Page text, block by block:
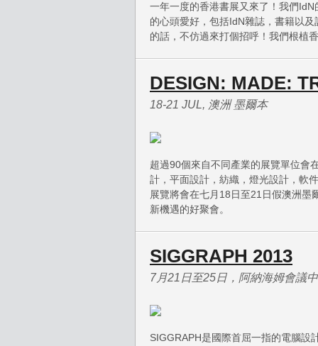
一年一度的香港書展又來了！我們
的心頭愛好，包括IdN雜誌，書籍以
的話，不仿過來打個招呼！我們根植
DESIGN: MADE:
18-21 JUL, 澳洲 墨爾本
超過90個來自不同產業的展覽單位會
計，平面設計，紡織，燈光設計，軟
展覽將會在七月18日至21日假澳洲墨
新機遇的好聚會。
SIGGRAPH 2013
7月21日至25日，阿納海姆會議
SIGGRAPH是國際首屈一指的電腦設